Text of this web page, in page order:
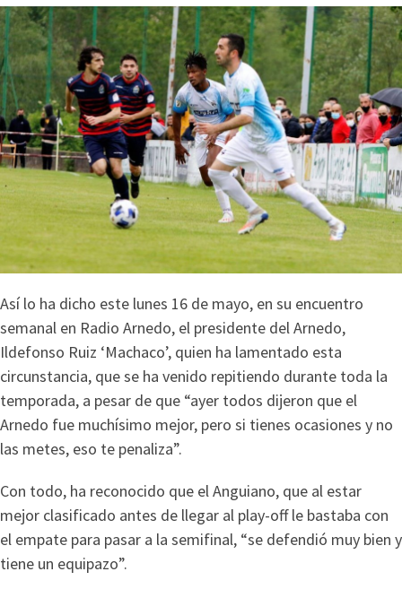
Así lo ha dicho este lunes 16 de mayo, en su encuentro
semanal en Radio Arnedo, el presidente del Arnedo,
Ildefonso Ruiz ‘Machaco’, quien ha lamentado esta
circunstancia, que se ha venido repitiendo durante toda la
temporada, a pesar de que “ayer todos dijeron que el
Arnedo fue muchísimo mejor, pero si tienes ocasiones y no
las metes, eso te penaliza”.
Con todo, ha reconocido que el Anguiano, que al estar
mejor clasificado antes de llegar al play-off le bastaba con
el empate para pasar a la semifinal, “se defendió muy bien y
tiene un equipazo”.